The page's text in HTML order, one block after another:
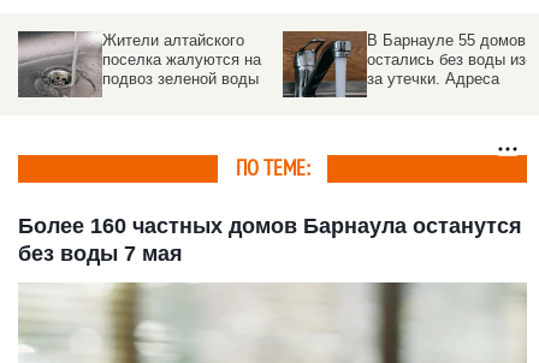
Жители алтайского
поселка жалуются на
подвоз зеленой воды
В Барнауле 55 домов
остались без воды из-
за утечки. Адреса
ПО ТЕМЕ:
Более 160 частных домов Барнаула останутся
без воды 7 мая